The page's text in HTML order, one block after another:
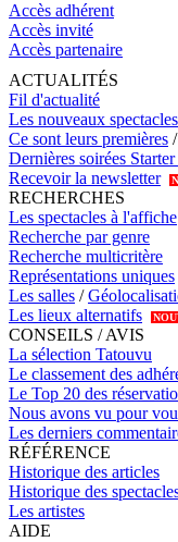
Accès adhérent
Accès invité
Accès partenaire
ACTUALITÉS
Fil d'actualité
Les nouveaux
Ce sont leurs premières /
Dernières soirées
Recevoir la newsletter
RECHERCHES
Les spectacles à l'affiche
Recherche par genre
Recherche multicritère
Représentations uniques
Les salles /
Les lieux alternatifs
CONSEILS / AVIS
La sélection Tatouvu
Le classement des
Le Top 20 des
Nous avons vu pour
Les derniers
RÉFÉRENCE
Historique des articles
Historique des
Les artistes
AIDE